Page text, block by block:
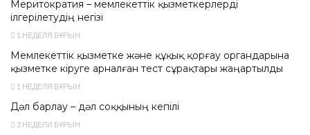
Меритократия – мемлекеттік қызметкерлерді
ілгерілетудің негізі
1 НЕДЕЛЯ БҰРЫН
Мемлекеттік қызметке және құқық қорғау органдарына
қызметке кіруге арналған тест сұрақтары жаңартылды
1 НЕДЕЛЯ БҰРЫН
Дәл барлау – дәл соққының кепілі
2 НЕДЕЛИ БҰРЫН